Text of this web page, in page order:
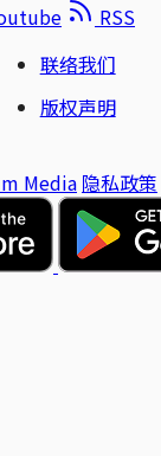
RSS
联络我们
版权声明
Media 隐私政策